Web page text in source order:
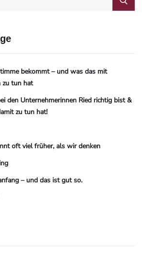
bekommt – und was das mit
zu tun hat
den Unternehmerinnen Ried richtig bist &
zu tun hat!
oft viel früher, als wir denken
– und das ist gut so.